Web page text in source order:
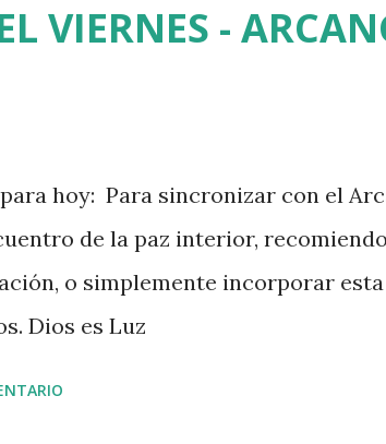
VIERNES -
hoy: Para sincronizar con el
de la paz interior,
o simplemente incorporar
Dios es Luz